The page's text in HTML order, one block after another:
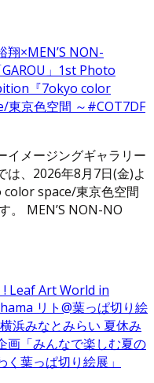
翔×MEN’S NON-
」1st Photo
『7okyo color
東京色空間 ～#COT7DF
イメージングギャラリー
は、2026年8月7日(金)よ
color space/東京色空間
。 MEN’S NON-NO
! Leaf Art World in
リト@葉っぱ切り絵
浜みなとみらい 夏休み
画「みんなで楽しむ夏の
く葉っぱ切り絵展」